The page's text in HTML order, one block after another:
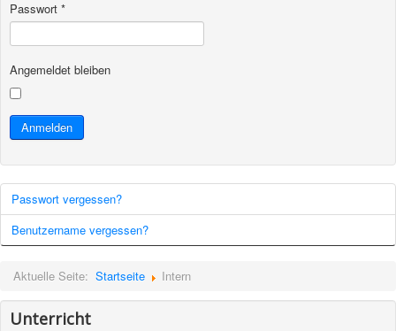
Passwort *
Angemeldet bleiben
Anmelden
Passwort vergessen?
Benutzername vergessen?
Aktuelle Seite: Startseite Intern
Unterricht